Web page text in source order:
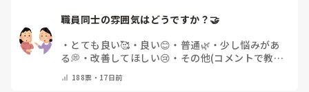
職員同士の雰囲気はどうですか？🤝
・ とても良い🥰 ・ 良い😊 ・ 普通🌿 ・少し悩みがあ
る💭 ・改善してほしい😢 ・ その他(コメントで教え
188票・ 17日前